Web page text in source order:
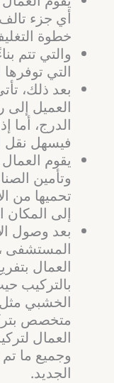
أي جزء
خطوة
والتي تتم
التي
بعد ذلك،
العميل إلى
الدرج، أما
فيسهل نقل
يقوم
وتأمين
تحميها من
إلى المكان
بعد وصول
المستشفى ،
العمال
بالتركيب
الخشبي
متخصص
العمال
وجميع ما
الجديد.